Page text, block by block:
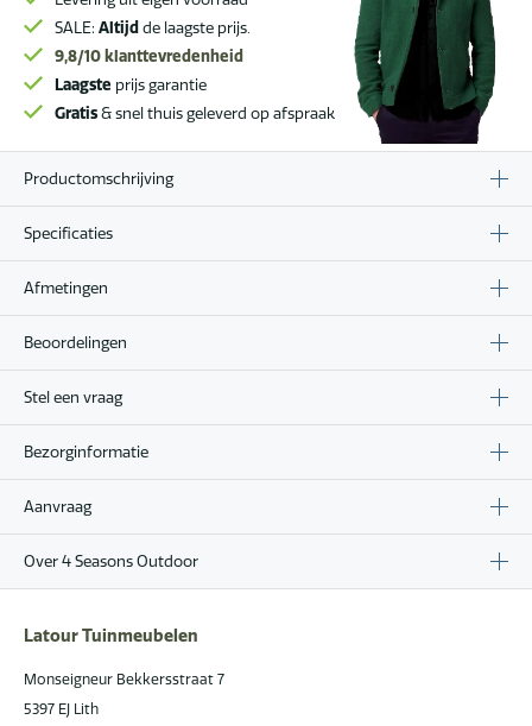
SALE: Altijd de laagste prijs.
9,8/10 klanttevredenheid
Laagste prijs garantie
Gratis& snel thuis geleverd op afspraak
Productomschrijving
Specificaties
Afmetingen
Beoordelingen
Stel een vraag
Bezorginformatie
Aanvraag
Over 4 Seasons Outdoor
Latour Tuinmeubelen
Monseigneur Bekkersstraat 7
5397 EJ Lith